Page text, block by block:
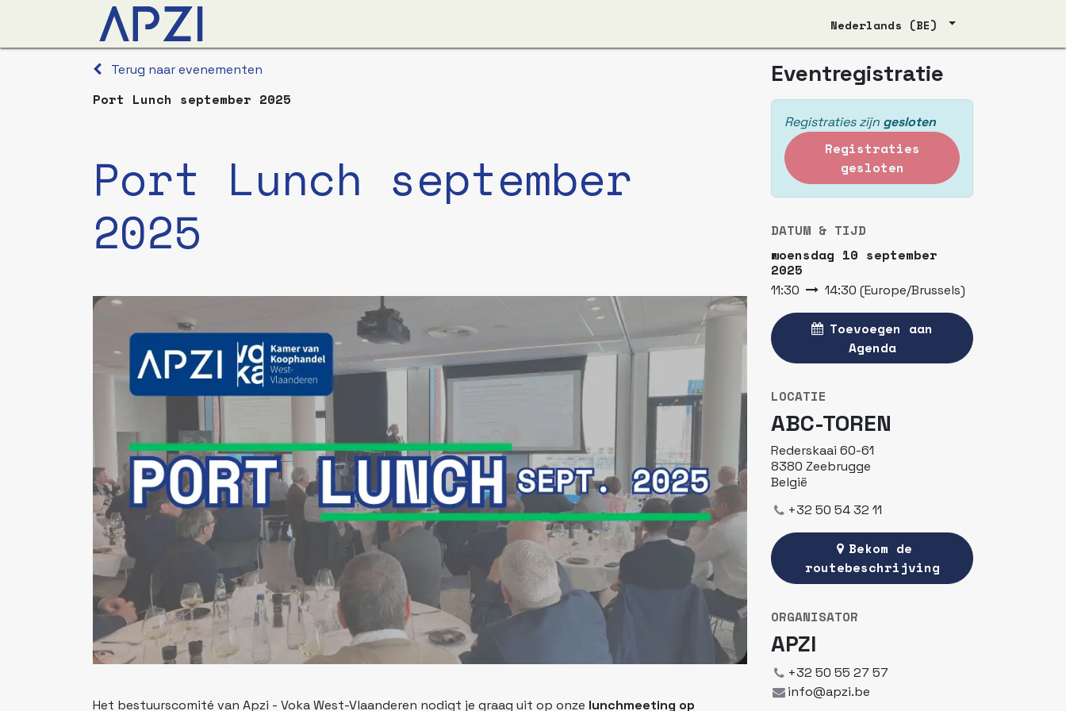
Nederlands (BE)
Terug naar evenementen
Port Lunch september 2025
Port Lunch september
2025
Het bestuurscomité van Apzi - Voka West-Vlaanderen nodigt je graag uit op onze lunchmeeting op
Eventregistratie
Registraties zijn gesloten
Registraties
gesloten
DATUM & TIJD
woensdag 10 september
2025
11:30 14:30 (Europe/Brussels)
Toevoegen aan
Agenda
LOCATIE
ABC-TOREN
Rederskaai 60-61
8380 Zeebrugge
België
+32 50 54 32 11
Bekom de
routebeschrijving
ORGANISATOR
APZI
+32 50 55 27 57
info@apzi.be